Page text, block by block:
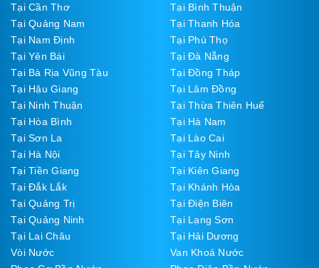
Tại Cần Thơ
Tại Bình Thuận
Tại Quảng Nam
Tại Thanh Hóa
Tại Nam Định
Tại Phú Thọ
Tại Yên Bái
Tại Đà Nẵng
Tại Bà Rịa Vũng Tàu
Tại Đồng Tháp
Tại Hậu Giang
Tại Lâm Đồng
Tại Ninh Thuận
Tại Thừa Thiên Huế
Tại Hòa Bình
Tại Hà Nam
Tại Sơn La
Tại Lào Cai
Tại Hà Nội
Tại Tây Ninh
Tại Tiền Giang
Tại Kiên Giang
Tại Đắk Lắk
Tại Khánh Hòa
Tại Quảng Trị
Tại Điện Biên
Tại Quảng Ninh
Tại Lạng Sơn
Tại Lai Châu
Tại Hải Dương
Vòi Nước
Van Khoá Nước